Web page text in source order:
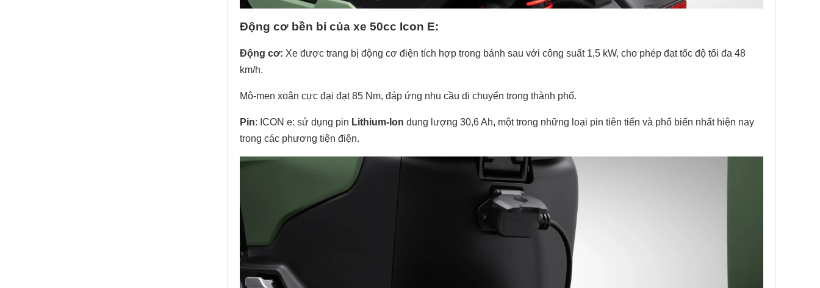
Động cơ bền bỉ của xe 50cc Icon E:
Động cơ: Xe được trang bị động cơ điện tích hợp trong bánh sau với công suất 1,5 kW, cho phép đạt tốc độ tối đa 48
km/h.
Mô-men xoắn cực đại đạt 85 Nm, đáp ứng nhu cầu di chuyển trong thành phố.
Pin: ICON e: sử dụng pin Lithium-Ion dung lượng 30,6 Ah, một trong những loại pin tiên tiến và phổ biến nhất hiện nay
trong các phương tiện điện.